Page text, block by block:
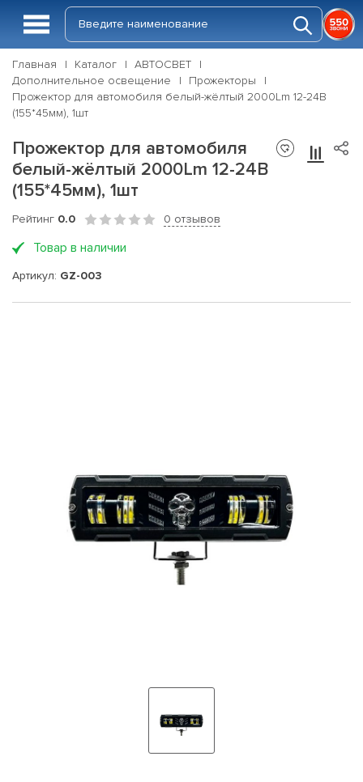
Главная Каталог
АВТОСВЕТ
Дополнительное освещение
Прожекторы
Прожектор для автомобиля белый-жёлтый 2000Lm 12-24В
(155*45мм), 1шт
Прожектор для автомобиля
белый-жёлтый 2000Lm 12-24В
(155*45мм), 1шт
Рейтинг 0.0 0 отзывов
Товар в наличии
Артикул: GZ-003